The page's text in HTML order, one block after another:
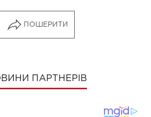
ПОШЕРИТИ
ПАРТНЕРІВ